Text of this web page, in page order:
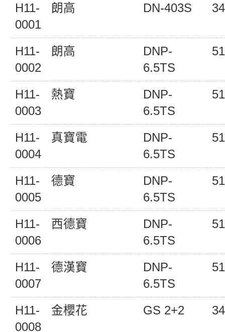
H11-
0001
朗高 DN-403S 34
H11-
0002
朗高
DNP-
6.5TS
51
H11-
0003
熱寶
DNP-
6.5TS
51
H11-
0004
真寶電
DNP-
6.5TS
51
H11-
0005
德寶
DNP-
6.5TS
51
H11-
0006
西德寶
DNP-
6.5TS
51
H11-
0007
德漢寶
DNP-
6.5TS
51
H11-
0008
金櫻花 GS 2+2 34